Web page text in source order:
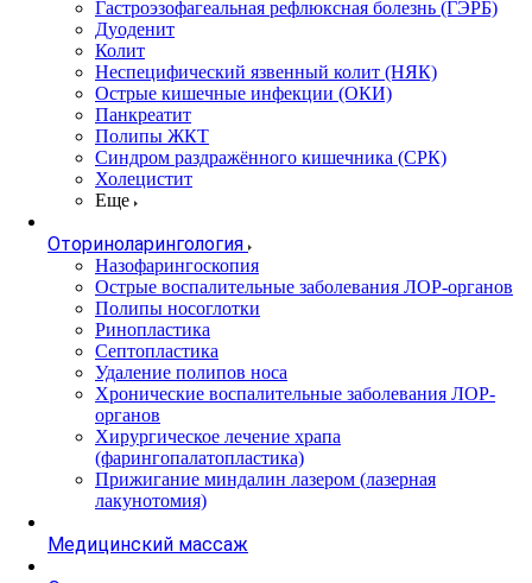
Гастроэзофагеальная рефлюксная болезнь (ГЭРБ)
Дуоденит
Колит
Неспецифический язвенный колит (НЯК)
Острые кишечные инфекции (ОКИ)
Панкреатит
Полипы ЖКТ
Синдром раздражённого кишечника (СРК)
Холецистит
Еще
Оториноларингология
Назофарингоскопия
Острые воспалительные заболевания ЛОР-органов
Полипы носоглотки
Ринопластика
Септопластика
Удаление полипов носа
Хронические воспалительные заболевания ЛОР-
органов
Хирургическое лечение храпа
(фарингопалатопластика)
Прижигание миндалин лазером (лазерная
лакунотомия)
Медицинский массаж